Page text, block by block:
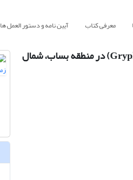
معرفی کتاب آیین نامه و دستور العمل ها
معرفی، تافونومی و بوم‌شناسی دیرینه اویسترهای آپتین پسین- سنومانین پیشین (خانواده Gryphaeidae) در منطقه بساب، شمال